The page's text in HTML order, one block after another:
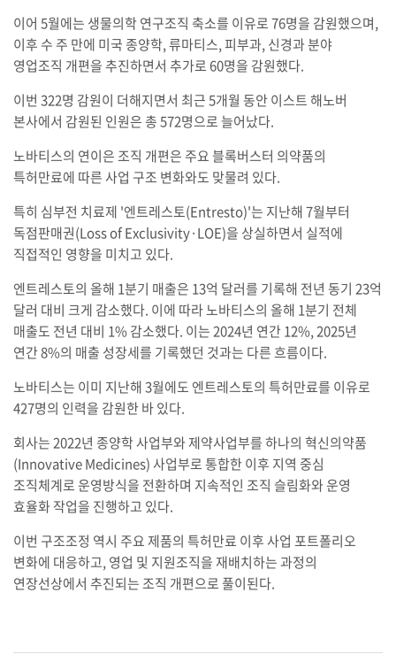
이어 5월에는 생물의학 연구조직 축소를 이유로 76명을 감원했으며,
이후 수 주 만에 미국 종양학, 류마티스, 피부과, 신경과 분야
영업조직 개편을 추진하면서 추가로 60명을 감원했다.
이번 322명 감원이 더해지면서 최근 5개월 동안 이스트 해노버
본사에서 감원된 인원은 총 572명으로 늘어났다.
노바티스의 연이은 조직 개편은 주요 블록버스터 의약품의
특허만료에 따른 사업 구조 변화와도 맞물려 있다.
특히 심부전 치료제 '엔트레스토(Entresto)'는 지난해 7월부터
독점판매권(Loss of Exclusivity·LOE)을 상실하면서 실적에
직접적인 영향을 미치고 있다.
엔트레스토의 올해 1분기 매출은 13억 달러를 기록해 전년 동기 23억
달러 대비 크게 감소했다. 이에 따라 노바티스의 올해 1분기 전체
매출도 전년 대비 1% 감소했다. 이는 2024년 연간 12%, 2025년
연간 8%의 매출 성장세를 기록했던 것과는 다른 흐름이다.
노바티스는 이미 지난해 3월에도 엔트레스토의 특허만료를 이유로
427명의 인력을 감원한 바 있다.
회사는 2022년 종양학 사업부와 제약사업부를 하나의 혁신의약품
(Innovative Medicines) 사업부로 통합한 이후 지역 중심
조직체계로 운영방식을 전환하며 지속적인 조직 슬림화와 운영
효율화 작업을 진행하고 있다.
이번 구조조정 역시 주요 제품의 특허만료 이후 사업 포트폴리오
변화에 대응하고, 영업 및 지원조직을 재배치하는 과정의
연장선상에서 추진되는 조직 개편으로 풀이된다.